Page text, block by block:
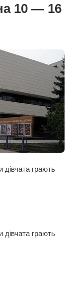
10 — 16
грають
грають